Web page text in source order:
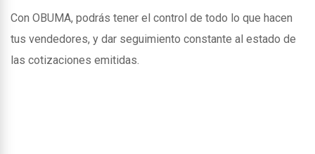
Con OBUMA, podrás tener el control de todo lo que hacen
tus vendedores, y dar seguimiento constante al estado de
las cotizaciones emitidas.